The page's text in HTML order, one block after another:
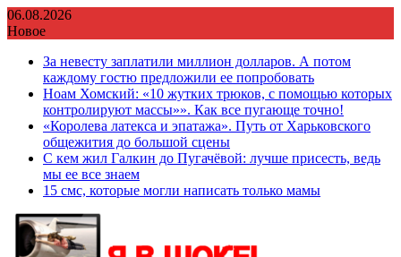
Перейти
к
06.08.2026
Новое
За невесту заплатили миллион долларов. А потом
каждому гостю предложили ее попробовать
Ноам Хомский: «10 жутких трюков, с помощью которых
контролируют массы»». Как все пугающе точно!
«Королева латекса и эпатажа». Путь от Харьковского
общежития до большой сцены
С кем жил Галкин до Пугачёвой: лучше присесть, ведь
мы ее все знаем
15 смс, которые могли написать только мамы